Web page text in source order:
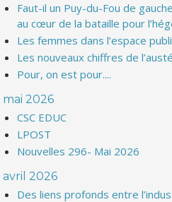
Faut-il un Puy-du-Fou de
au cœur de la bataille pour
Les femmes dans l’espace
Les nouveaux chiffres de
Pour, on est pour....
mai 2026
CSC EDUC
LPOST
Nouvelles 296- Mai 2026
avril 2026
Des liens profonds entre